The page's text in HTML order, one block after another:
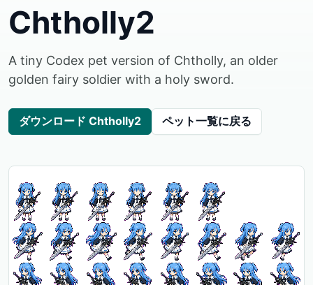
Chtholly2
A tiny Codex pet version of Chtholly, an older
golden fairy soldier with a holy sword.
ダウンロード Chtholly2 ペット一覧に戻る